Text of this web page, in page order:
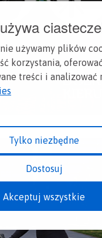
używamy plików
korzystania, oferować
treści i analizować
Tylko niezbędne
Dostosuj
Akceptuj wszystkie